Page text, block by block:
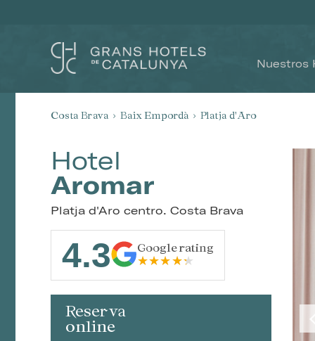
Nuestros
Costa Brava Baix Empordà Platja d'Aro
Hotel
Aromar
Platja d'Aro centro. Costa Brava
4.3 Google rating
Reserva
online